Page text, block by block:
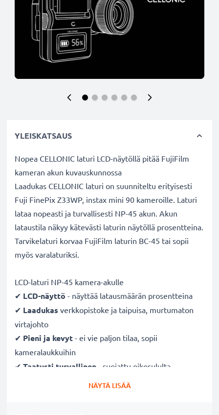
YLEISKATSAUS
Nopea CELLONIC laturi LCD-näytöllä pitää FujiFilm
kameran akun kuvauskunnossa
Laadukas CELLONIC laturi on suunniteltu erityisesti
Fuji FinePix Z33WP, instax mini 90 kameroille. Laturi
lataa nopeasti ja turvallisesti NP-45 akun. Akun
lataustila näkyy kätevästi laturin näytöllä prosentteina.
Tarvikelaturi korvaa FujiFilm laturin BC-45 tai sopii
myös varalaturiksi.
LCD-laturi NP-45 kamera-akulle
✔ LCD-näyttö - näyttää latausmäärän prosentteina
✔ Laadukas verkkopistoke ja taipuisa, murtumaton
virtajohto
✔ Pieni ja kevyt - ei vie paljon tilaa, sopii
kameralaukkuihin
✔ Taatusti turvallinen - suojattu oikosululta,
ylikuumenemiselta ja ylijännitteeltä
NÄYTÄ LISÄÄ